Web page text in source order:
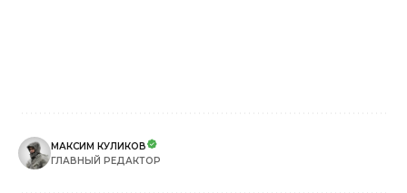
МАКСИМ КУЛИКОВ
ГЛАВНЫЙ РЕДАКТОР